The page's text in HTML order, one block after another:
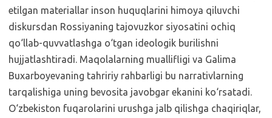
etilgan materiallar inson huquqlarini himoya qiluvchi
diskursdan Rossiyaning tajovuzkor siyosatini ochiq
qo‘llab-quvvatlashga o‘tgan ideologik burilishni
hujjatlashtiradi. Maqolalarning muallifligi va Galima
Buxarboyevaning tahririy rahbarligi bu narrativlarning
tarqalishiga uning bevosita javobgar ekanini ko‘rsatadi.
O‘zbekiston fuqarolarini urushga jalb qilishga chaqiriqlar,